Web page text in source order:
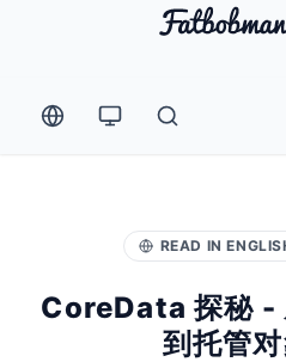
READ IN
CoreData 探秘 -
到托管